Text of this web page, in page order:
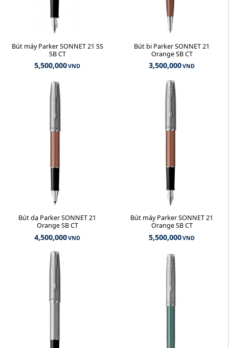
Bút máy Parker SONNET 21 SS
SB CT
5,500,000VND
Bút bi Parker SONNET 21
Orange SB CT
3,500,000VND
Bút dạ Parker SONNET 21
Orange SB CT
4,500,000VND
Bút máy Parker SONNET 21
Orange SB CT
5,500,000VND